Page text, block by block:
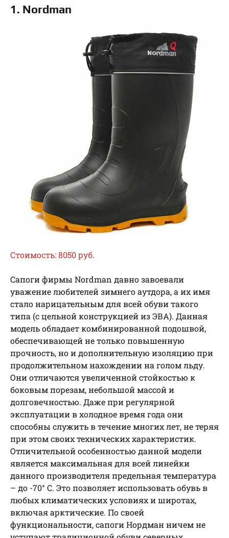
1. Nordman
Стоимость: 8050 руб.
Сапоги фирмы Nordman давно завоевали
уважение любителей зимнего аутдора, а их имя
стало нарицательным для всей обуви такого
типа (с цельной конструкцией из ЭВА). Данная
модель обладает комбинированной подошвой,
обеспечивающей не только повышенную
прочность, но и дополнительную изоляцию при
продолжительном нахождении на голом льду.
Они отличаются увеличенной стойкостью к
боковым порезам, небольшой массой и
долговечностью. Даже при регулярной
эксплуатации в холодное время года они
способны служить в течение многих лет, не теряя
при этом своих технических характеристик.
Отличительной особенностью данной модели
является максимальная для всей линейки
данного производителя предельная температура
– до -70° С. Это позволяет использовать обувь в
любых климатических условиях и широтах,
включая арктические. По своей
функциональности, сапоги Нордман ничем не